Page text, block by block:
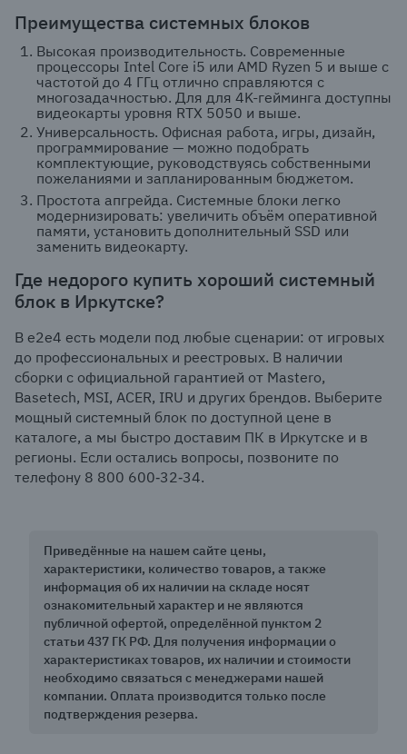
Преимущества системных блоков
Высокая производительность. Современные
процессоры Intel Core i5 или AMD Ryzen 5 и выше с
частотой до 4 ГГц отлично справляются с
многозадачностью. Для для 4K-гейминга доступны
видеокарты уровня RTX 5050 и выше.
Универсальность. Офисная работа, игры, дизайн,
программирование — можно подобрать
комплектующие, руководствуясь собственными
пожеланиями и запланированным бюджетом.
Простота апгрейда. Системные блоки легко
модернизировать: увеличить объём оперативной
памяти, установить дополнительный SSD или
заменить видеокарту.
Где недорого купить хороший системный
блок в Иркутске?
В e2e4 есть модели под любые сценарии: от игровых
до профессиональных и реестровых. В наличии
сборки с официальной гарантией от Mastero,
Basetech, MSI, ACER, IRU и других брендов. Выберите
мощный системный блок по доступной цене в
каталоге, а мы быстро доставим ПК в Иркутске и в
регионы. Если остались вопросы, позвоните по
телефону 8 800 600‑32‑34.
Приведённые на нашем сайте цены,
характеристики, количество товаров, а также
информация об их наличии на складе носят
ознакомительный характер и не являются
публичной офертой, определённой пунктом 2
статьи 437 ГК РФ. Для получения информации о
характеристиках товаров, их наличии и стоимости
необходимо связаться с менеджерами нашей
компании. Оплата производится только после
подтверждения резерва.